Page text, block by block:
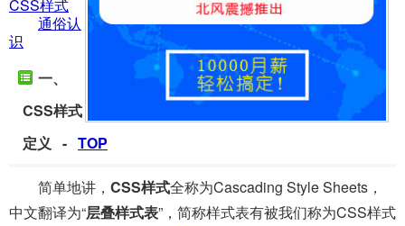
CSS样式
通俗认
识
一、
CSS样式
定义 - TOP
简单地讲， CSS样式全称为Cascading Style Sheets，
中文翻译为“层叠样式表”，简称样式表有被我们称为CSS样式